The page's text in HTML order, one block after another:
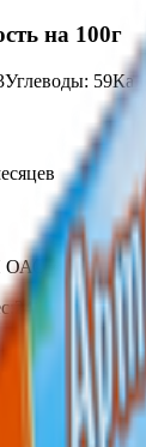
на 100г
Углеводы: 59
«Спартак»
246003,
Республика